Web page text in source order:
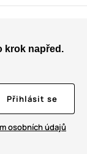
krok napřed.
Přihlásit se
osobních údajů